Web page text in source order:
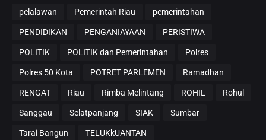
pelalawan Pemerintah Riau pemerintahan
PENDIDIKAN PENGANIAYAAN PERISTIWA
POLITIK POLITIK dan Pemerintahan Polres
Polres 50 Kota POTRET PARLEMEN Ramadhan
RENGAT Riau Rimba Melintang ROHIL Rohul
Sanggau Selatpanjang SIAK Sumbar
Tarai Bangun TELUKkUANTAN